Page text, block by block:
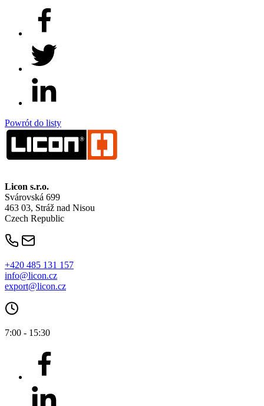
Powrót do listy
Licon s.r.o.
Svárovská 699
463 03, Stráž nad Nisou
Czech Republic
+420 485 131 157
info@licon.cz
export@licon.cz
7:00 - 15:30